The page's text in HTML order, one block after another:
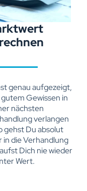
genau aufgezeigt,
Gewissen in
nächsten
verlangen
gehst Du absolut
in die Verhandlung
Dich nie wieder
Wert.